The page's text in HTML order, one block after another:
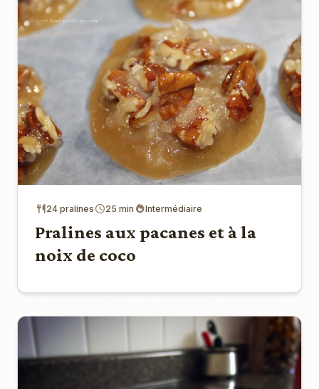
24 pralines 25 min Intermédiaire
Pralines aux pacanes et à la
noix de coco